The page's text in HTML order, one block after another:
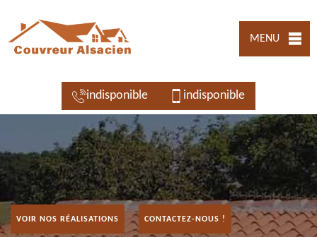
MENU
indisponible indisponible
VOIR NOS RÉALISATIONS CONTACTEZ-NOUS !